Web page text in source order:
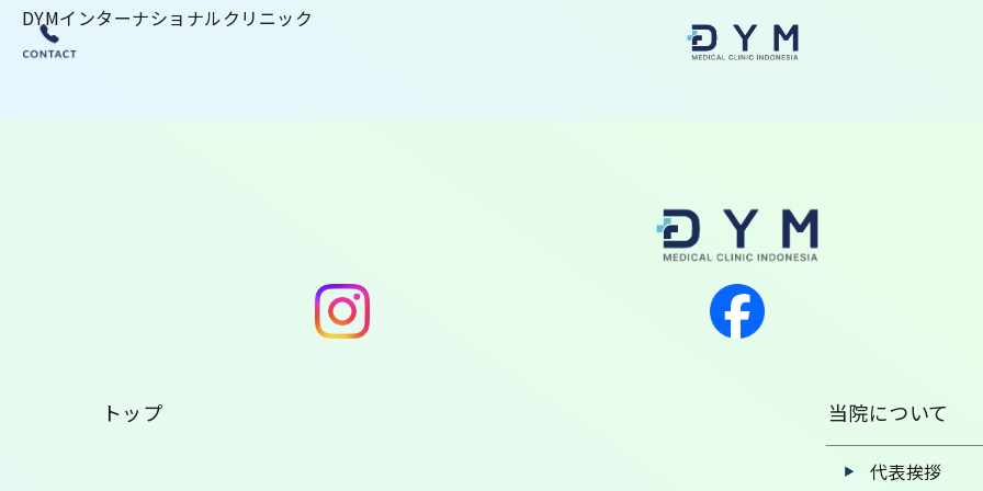
DYMインターナショナルクリニック
トップ 当院について
代表挨拶